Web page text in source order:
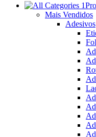
Mais Vendidos
Adesivos